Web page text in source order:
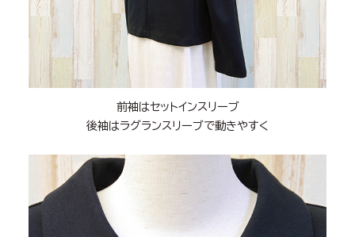
前袖はセットインスリーブ
後袖はラグランスリーブで動きやすく